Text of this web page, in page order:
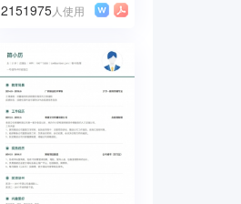
2151975人使用